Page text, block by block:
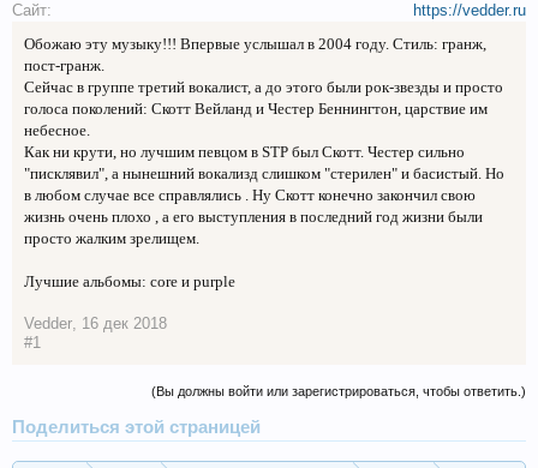
Сайт:
https://vedder.ru
Обожаю эту музыку!!! Впервые услышал в 2004 году. Стиль: гранж,
пост-гранж.
Сейчас в группе третий вокалист, а до этого были рок-звезды и просто
голоса поколений: Скотт Вейланд и Честер Беннингтон, царствие им
небесное.
Как ни крути, но лучшим певцом в STP был Скотт. Честер сильно
"писклявил", а нынешний вокализд слишком "стерилен" и басистый. Но
в любом случае все справлялись . Ну Скотт конечно закончил свою
жизнь очень плохо , а его выступления в последний год жизни были
просто жалким зрелищем.
Лучшие альбомы: core и purple
Vedder, 16 дек 2018
#1
(Вы должны войти или зарегистрироваться, чтобы ответить.)
Поделиться этой страницей